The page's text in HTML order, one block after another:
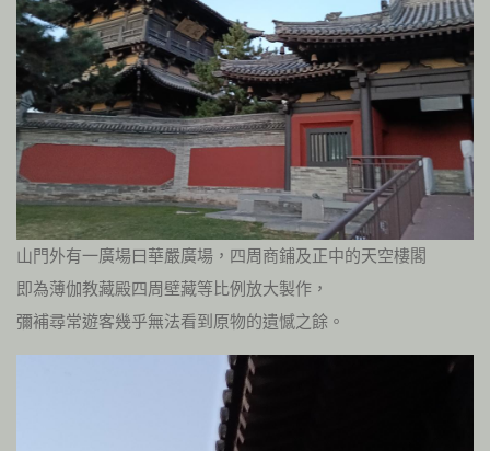
山門外有一廣場曰華嚴廣場，四周商鋪及正中的天空樓閣
即為薄伽教藏殿四周壁藏等比例放大製作，
彌補尋常遊客幾乎無法看到原物的遺憾之餘。